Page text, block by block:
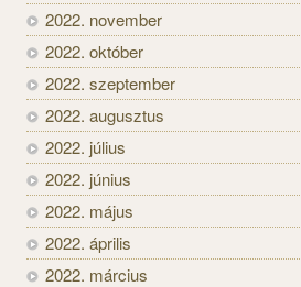
2022. november
2022. október
2022. szeptember
2022. augusztus
2022. július
2022. június
2022. május
2022. április
2022. március